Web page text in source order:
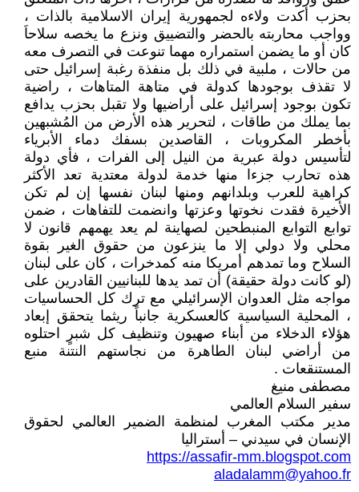
بحزب أكدت ولاءه لجمهورية إيران الاسلامية بالذات ،
وواجب محاربته بالحضر والتضييق ونزع ما يخصه سلاحاَ
كان أو ما يضمن استمراره مهما تنوعت في التصرف معه
من حالات ، ملبية في ذلك بل منفذة رغبة إسرائيل حتى
لا تقذف بوجودها كدولة في متاهة المتاهات ، راضية
تكون بوجود إسرائيل على أراضيها ولا تقبل بحزب يدافع
بما يملك من طاقات ، لتحرير هذه الأرض من المُشبهين
بأخطر المكروبات ، القاصدين بسفك دماء الأبرياء
لتأسيس دولة عبرية من النيل إلى الفرات ، فأي دولة
هذه تحارب جزءا منها خدمة لدولة معتدية تعد الأكثر
كراهية للعرب وبلدانهم ومنها لبنان نفسها إن لم تكن
الأخيرة فقدت نخوتها وعزتها وانضمت للتفاهات ، ضمن
توابع التوابع المنبطحين لصهاينة لم يعد يهمهم قانون لا
محلي ولا دولي إلا ما ينزعون من حقوق الغير بقوة
السلاح وما تمدهم أمريكا منه كمدخرات ، كان على لبنان
(لو كانت دولة حقيقة) أن تمد يدها للبنانيين القادرين على
مواجه مثل العدوان الإسرائيلي مع ترك كل الحساسيات
، المحلية السياسية كالعسكرية جانباً ريثما يتحقق إبعاد
هؤلاء الدخلاء من أبناء صهيون وتنظيف كل شبرٍ احتلوه
من أراضي لبنان الطاهرة من نجاستهم النتنة منبع
المستنقعات .
مصطفى منيغ
سفير السلام العالمي
مدير مكتب المغرب لمنظمة الضمير العالمي لحقوق
الإنسان في سيدني – أستراليا
https://assafir-mm.blogspot.com
aladalamm@yahoo.fr